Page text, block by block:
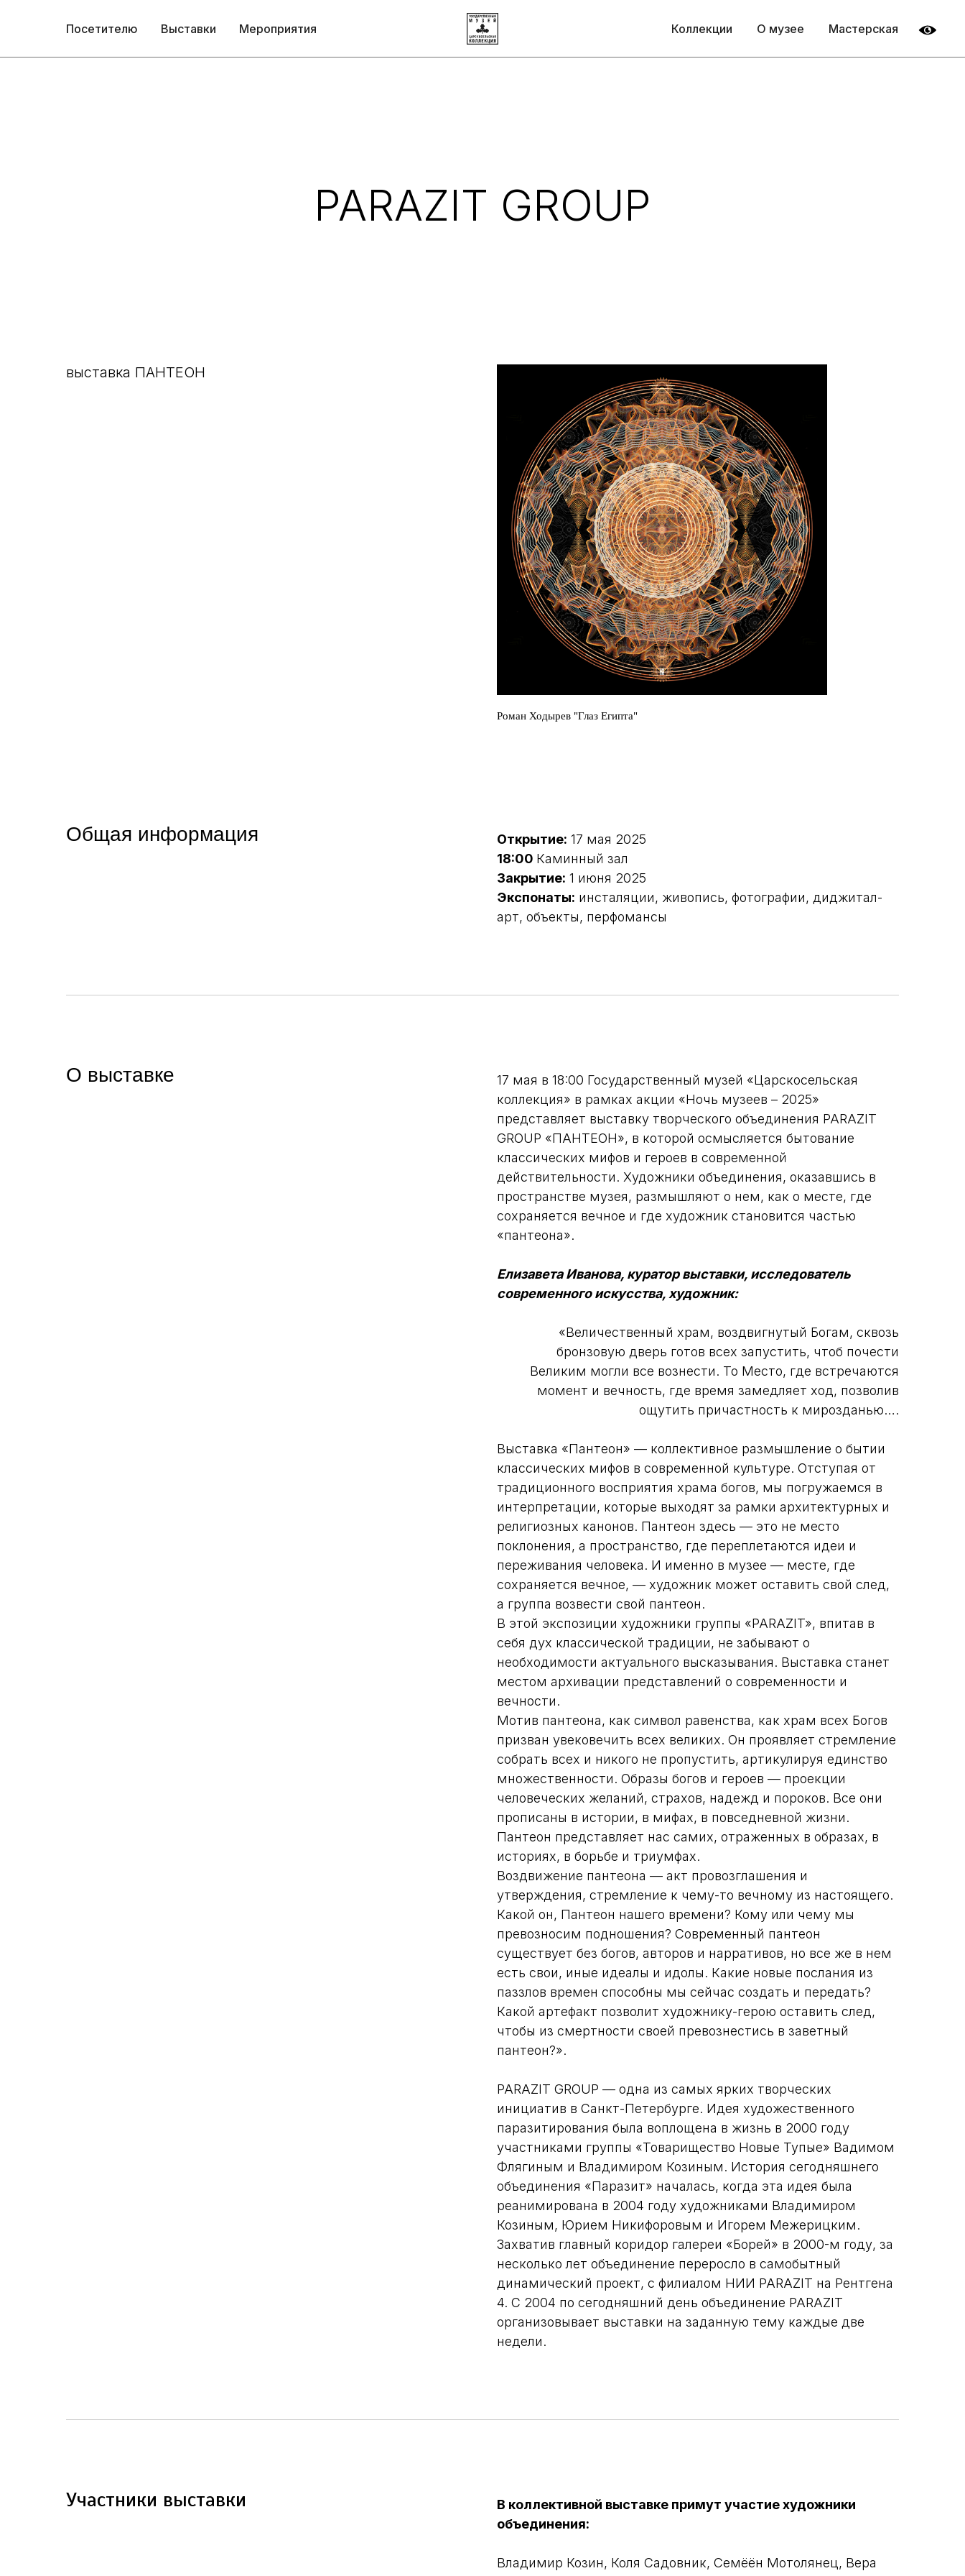
О музее
Посетителю Выставки Мероприятия Коллекции Мастерская
PARAZIT GROUP
выставка ПАНТЕОН
Роман Ходырев "Глаз Египта"
Общая информация Открытие: 17 мая 2025
18:00 Каминный зал
Закрытие: 1 июня 2025
Экспонаты: инсталяции, живопись, фотографии, диджитал-
арт, объекты, перфомансы
О выставке
17 мая в 18:00 Государственный музей «Царскосельская
коллекция» в рамках акции «Ночь музеев – 2025»
представляет выставку творческого объединения PARAZIT
GROUP «ПАНТЕОН», в которой осмысляется бытование
классических мифов и героев в современной
действительности. Художники объединения, оказавшись в
пространстве музея, размышляют о нем, как о месте, где
сохраняется вечное и где художник становится частью
«пантеона».
Елизавета Иванова, куратор выставки, исследователь
современного искусства, художник:
«Величественный храм, воздвигнутый Богам, сквозь
бронзовую дверь готов всех запустить, чтоб почести
Великим могли все вознести. То Место, где встречаются
момент и вечность, где время замедляет ход, позволив
ощутить причастность к мирозданью….
Выставка «Пантеон» — коллективное размышление о бытии
классических мифов в современной культуре. Отступая от
традиционного восприятия храма богов, мы погружаемся в
интерпретации, которые выходят за рамки архитектурных и
религиозных канонов. Пантеон здесь — это не место
поклонения, а пространство, где переплетаются идеи и
переживания человека. И именно в музее — месте, где
сохраняется вечное, — художник может оставить свой след,
а группа возвести свой пантеон.
В этой экспозиции художники группы «PARAZIT», впитав в
себя дух классической традиции, не забывают о
необходимости актуального высказывания. Выставка станет
местом архивации представлений о современности и
вечности.
Мотив пантеона, как символ равенства, как храм всех Богов
призван увековечить всех великих. Он проявляет стремление
собрать всех и никого не пропустить, артикулируя единство
множественности. Образы богов и героев — проекции
человеческих желаний, страхов, надежд и пороков. Все они
прописаны в истории, в мифах, в повседневной жизни.
Пантеон представляет нас самих, отраженных в образах, в
историях, в борьбе и триумфах.
Воздвижение пантеона — акт провозглашения и
утверждения, стремление к чему-то вечному из настоящего.
Какой он, Пантеон нашего времени? Кому или чему мы
превозносим подношения? Современный пантеон
существует без богов, авторов и нарративов, но все же в нем
есть свои, иные идеалы и идолы. Какие новые послания из
паззлов времен способны мы сейчас создать и передать?
Какой артефакт позволит художнику-герою оставить след,
чтобы из смертности своей превознестись в заветный
пантеон?».
PARAZIT GROUP — одна из самых ярких творческих
инициатив в Санкт-Петербурге. Идея художественного
паразитирования была воплощена в жизнь в 2000 году
участниками группы «Товарищество Новые Тупые» Вадимом
Флягиным и Владимиром Козиным. История сегодняшнего
объединения «Паразит» началась, когда эта идея была
реанимирована в 2004 году художниками Владимиром
Козиным, Юрием Никифоровым и Игорем Межерицким.
Захватив главный коридор галереи «Борей» в 2000-м году, за
несколько лет объединение переросло в самобытный
динамический проект, с филиалом НИИ PARAZIT на Рентгена
4. С 2004 по сегодняшний день объединение PARAZIT
организовывает выставки на заданную тему каждые две
недели.
Участники выставки
В коллективной выставке примут участие художники
объединения:
Владимир Козин, Коля Садовник, Семёён Мотолянец, Вера